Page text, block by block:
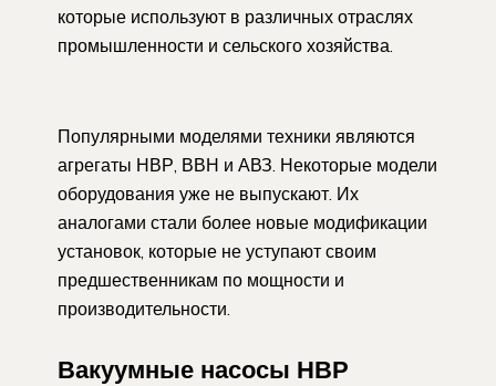
которые используют в различных отраслях
промышленности и сельского хозяйства.
Популярными моделями техники являются
агрегаты НВР, ВВН и АВЗ. Некоторые модели
оборудования уже не выпускают. Их
аналогами стали более новые модификации
установок, которые не уступают своим
предшественникам по мощности и
производительности.
Вакуумные насосы НВР